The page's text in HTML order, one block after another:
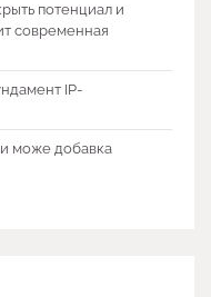
потенциал и
современная
IP-
може добавка